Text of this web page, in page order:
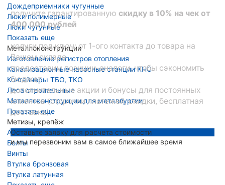
Дождеприемники чугунные
Люки полимерные
Люки чугунные
Показать еще
Металлоконструкции
Изготовление регистров отопления
Канализационные насосные станции КНС
Контейнеры ТБО, ТКО
Леса строительные
Металлоконструкции для металлургии
Показать еще
Метизы, крепёж
Анкера
Болты
Винты
Втулка бронзовая
Втулка латунная
получите гарантированную скидку в 10% на чек от
400 000 рублей
услуги под ключ: от 1-ого контакта до товара на
Вашем складе
предоставим позиции-аналоги, чтобы сэкономить
бюджет
дополнительные акции и бонусы для постоянных
клиентов (отсрочки платежей, скидки, бесплатная
доставка)
Оставьте заявку для расчета стоимости
и мы перезвоним вам в самое ближайшее время